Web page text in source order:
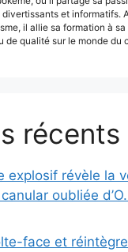
et informatifs.
il allie sa formation à
de qualité sur le monde du
récents
explosif révèle la
oubliée
face et